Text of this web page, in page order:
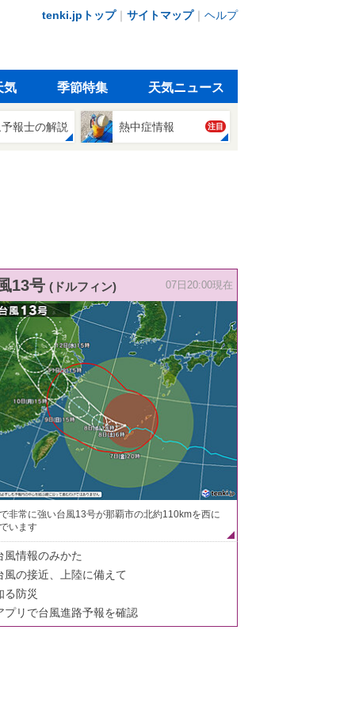
tenki.jpトップ｜ サイトマップ｜ ヘルプ
気 季節特集 天気ニュース
報士の解説 熱中症情報 注目
13号 (ドルフィン) 07日20:00現在
非常に強い台風13号が那覇市の北約110kmを西に
います
風情報のみかた
風の接近、上陸に備えて
る防災
プリで台風進路予報を確認